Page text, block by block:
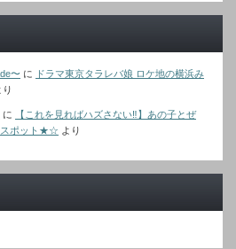
〜 に
ドラマ東京タラレバ娘 ロケ地の横浜み
り
に
【これを見ればハズさない‼︎】あの子とぜ
スポット★☆ より